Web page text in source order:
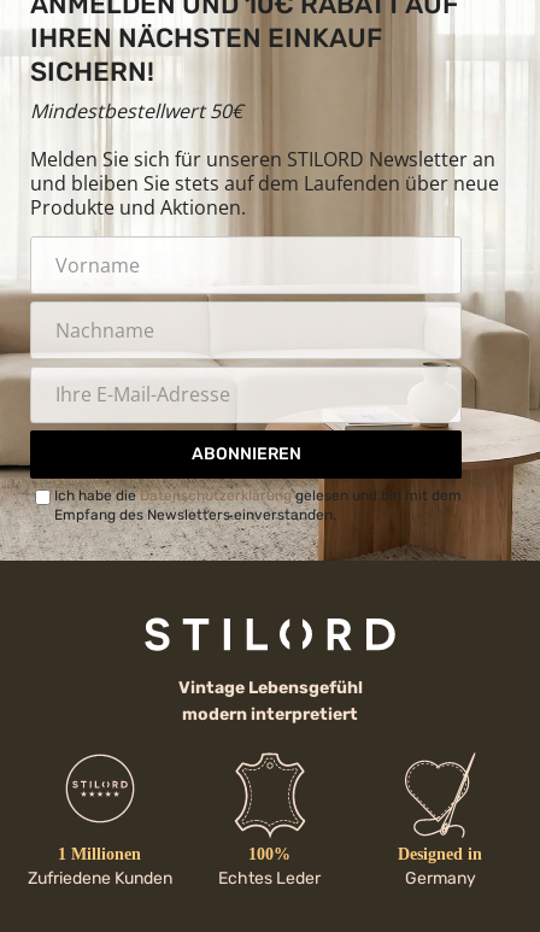
IHREN NÄCHSTEN EINKAUF
SICHERN!
Mindestbestellwert 50€
Melden Sie sich für unseren STILORD Newsletter an
und bleiben Sie stets auf dem Laufenden über neue
Produkte und Aktionen.
ABONNIEREN
Ich habe dieDatenschutzerklärunggelesen und bin mit dem
Empfang des Newsletters einverstanden.
Vintage Lebensgefühl
modern interpretiert
1 Millionen
Zufriedene Kunden
100%
Echtes Leder
Designed in
Germany